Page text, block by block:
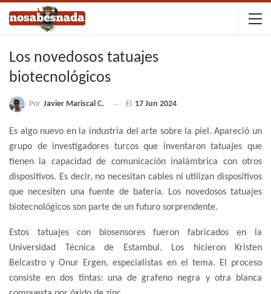
Los novedosos tatuajes
biotecnológicos
Por Javier Mariscal C. El 17 Jun 2024
Es algo nuevo en la industria del arte sobre la piel. Apareció un
grupo de investigadores turcos que inventaron tatuajes que
tienen la capacidad de comunicación inalámbrica con otros
dispositivos. Es decir, no necesitan cables ni utilizan dispositivos
que necesiten una fuente de batería. Los novedosos tatuajes
biotecnológicos son parte de un futuro sorprendente.
Estos tatuajes con biosensores fueron fabricados en la
Universidad Técnica de Estambul. Los hicieron Kristen
Belcastro y Onur Ergen, especialistas en el tema. El proceso
consiste en dos tintas: una de grafeno negra y otra blanca